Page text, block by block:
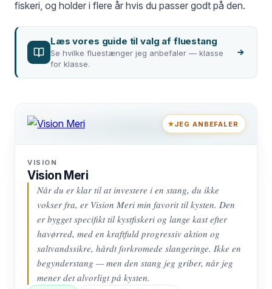
fiskeri, og holder i flere år hvis du passer godt på den.
Læs vores guide til valg af fluestang
Se hvilke fluestænger jeg anbefaler — klasse
for klasse.
JEG ANBEFALER
VISION
Vision Meri
Når du er klar til at investere i en stang, du ikke
vokser fra, er Vision Meri min favorit til kysten. Den
er bygget specifikt til kystfiskeri og lange kast efter
havørred, med en kraftfuld progressiv aktion og
saltvandssikre, hårdt forkromede slangeringe. Ikke en
begynderstang — men den stang jeg griber, når jeg
mener det alvorligt på kysten.